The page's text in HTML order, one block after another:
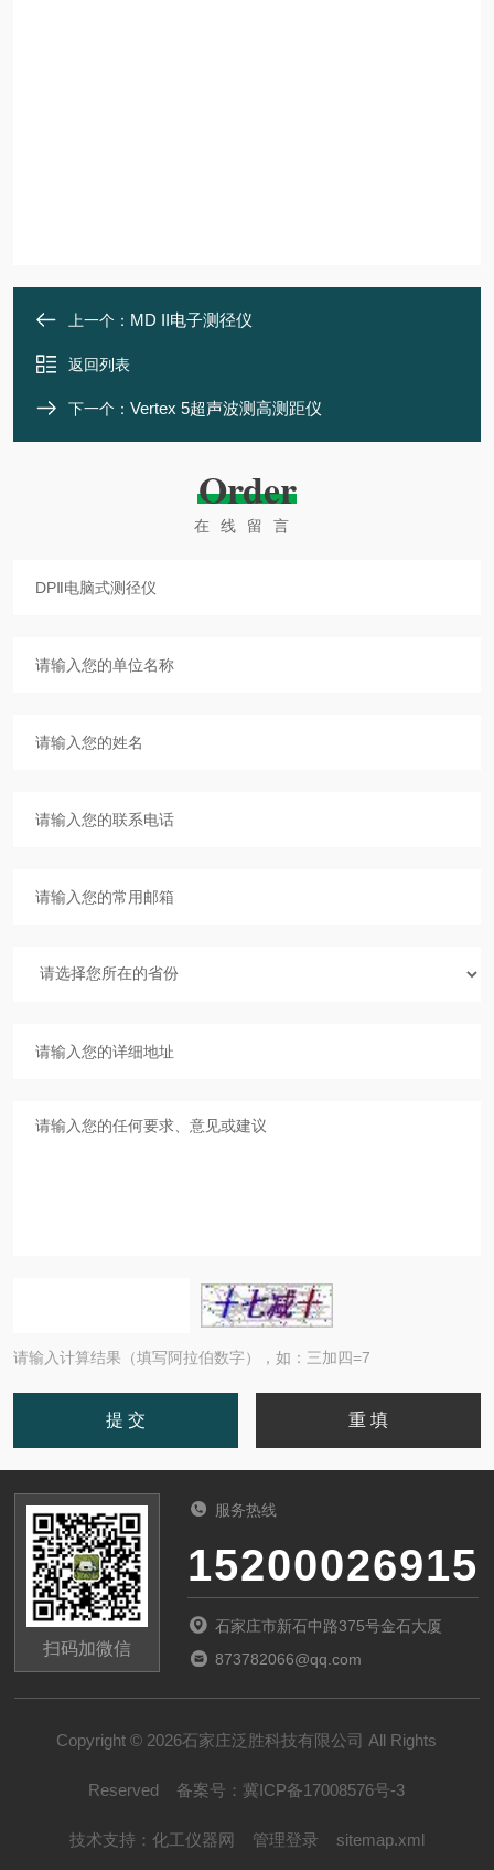
上一个： MD II电子测径仪
返回列表
下一个： Vertex 5超声波测高测距仪
Order
在线留言
请输入计算结果（填写阿拉伯数字），如：三加四=7
扫码加微信
服务热线
15200026915
石家庄市新石中路375号金石大厦
873782066@qq.com
Copyright © 2026石家庄泛胜科技有限公司 All Rights
Reserved 备案号： 冀ICP备17008576号-3
技术支持： 化工仪器网 管理登录 sitemap.xml